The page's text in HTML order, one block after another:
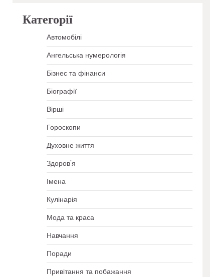
Категорії
Автомобілі
Ангельська нумерологія
Бізнес та фінанси
Біографії
Вірші
Гороскопи
Духовне життя
Здоров'я
Імена
Кулінарія
Мода та краса
Навчання
Поради
Привітання та побажання